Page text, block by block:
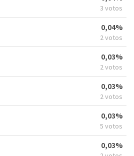
3 votos
0,04%
2 votos
0,03%
2 votos
0,03%
2 votos
0,03%
5 votos
0,03%